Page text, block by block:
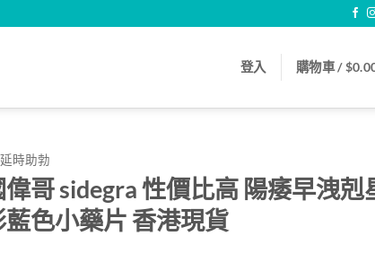
登入 購物車 /$
延時助勃
哥 sidegra 性價比高 陽痿早洩剋
藍色小藥片 香港現貨